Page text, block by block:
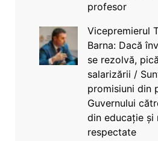
profesor
Vicepremierul
Barna: Dacă
se rezolvă,
salarizării /
promisiuni din
Guvernului
din educație și
respectate